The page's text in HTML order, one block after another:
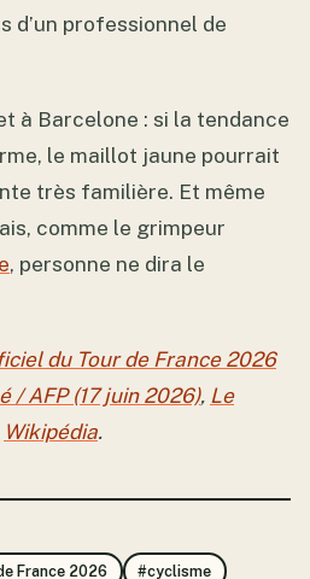
d’un professionnel de
à Barcelone : si la tendance
le maillot jaune pourrait
très familière. Et même
comme le grimpeur
, personne ne dira le
du Tour de France 2026
/ AFP (17 juin 2026), Le
Wikipédia.
France 2026 #cyclisme